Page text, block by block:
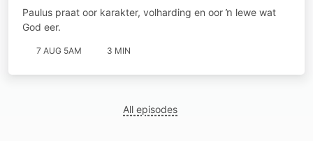
Paulus praat oor karakter, volharding en oor ŉ lewe wat
God eer.
7 AUG 5AM 3 MIN
All episodes